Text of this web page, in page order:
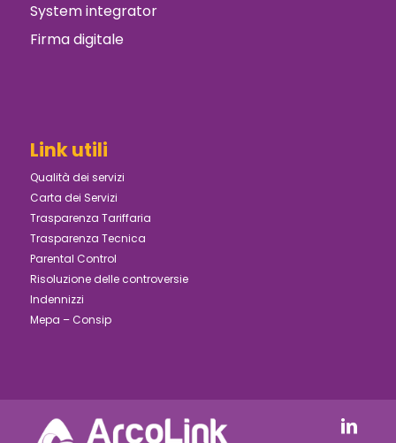
System integrator
Firma digitale
Link utili
Qualità dei servizi
Carta dei Servizi
Trasparenza Tariffaria
Trasparenza Tecnica
Parental Control
Risoluzione delle controversie
Indennizzi
Mepa – Consip